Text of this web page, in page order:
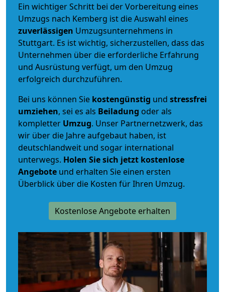
Ein wichtiger Schritt bei der Vorbereitung eines
Umzugs nach Kemberg ist die Auswahl eines
zuverlässigen Umzugsunternehmens in
Stuttgart. Es ist wichtig, sicherzustellen, dass das
Unternehmen über die erforderliche Erfahrung
und Ausrüstung verfügt, um den Umzug
erfolgreich durchzuführen.
Bei uns können Sie kostengünstig und stressfrei
umziehen, sei es als Beiladung oder als
kompletter Umzug. Unser Partnernetzwerk, das
wir über die Jahre aufgebaut haben, ist
deutschlandweit und sogar international
unterwegs. Holen Sie sich jetzt kostenlose
Angebote und erhalten Sie einen ersten
Überblick über die Kosten für Ihren Umzug.
Kostenlose Angebote erhalten